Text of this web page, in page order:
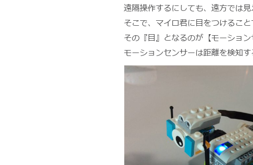
遠隔操作するにしても、遠方では
そこで、マイロ君に目をつけるこ
その『目』となるのが【モーション
モーションセンサーは距離を検知す